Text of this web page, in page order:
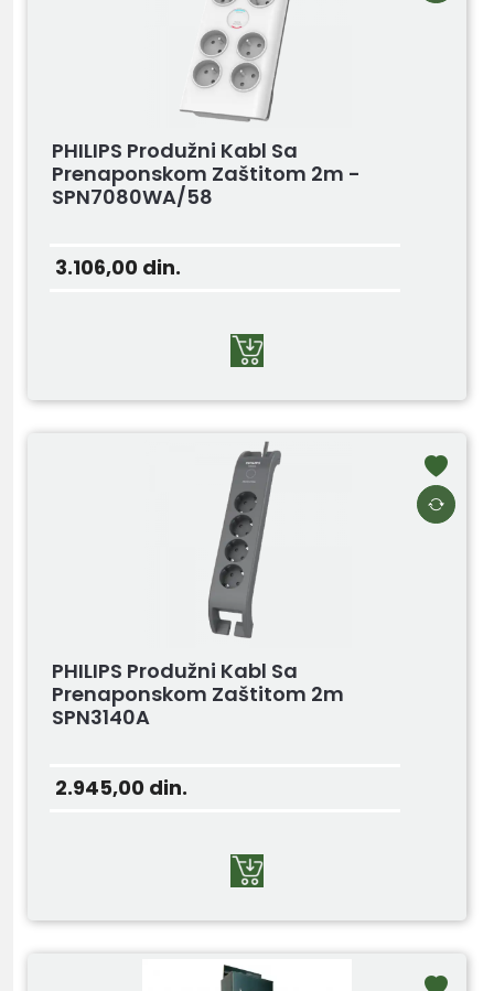
PHILIPS Produžni Kabl Sa
Prenaponskom Zaštitom 2m -
SPN7080WA/58
3.106,00 din.
PHILIPS Produžni Kabl Sa
Prenaponskom Zaštitom 2m
SPN3140A
2.945,00 din.